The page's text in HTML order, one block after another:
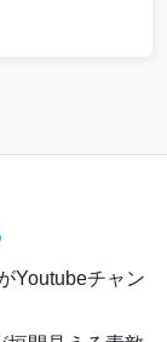
Youtubeチャン